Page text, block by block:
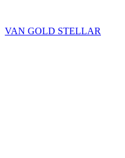
VAN GOLD STELLAR